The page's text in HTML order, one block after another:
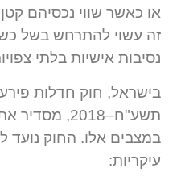
או כאשר שווי נכסיהם
זה עשוי להתרחש בשל
נסיבות אישיות בלתי
בישראל, חוק חדלות
תשע"ח–2018,
במצבים אלו. החוק נועד
עיקריות: